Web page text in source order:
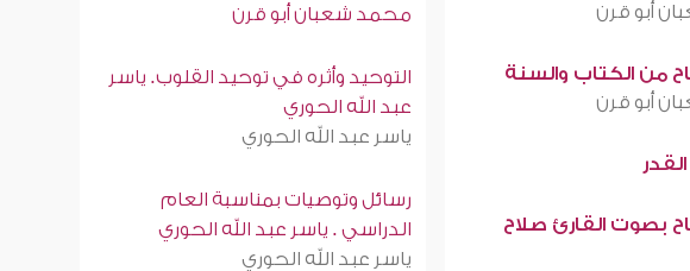
أبو قرن
من الكتاب والسنة
أبو قرن
بصوت القارئ صلاح
محمد شعبان أبو قرن
التوحيد وأثره في توحيد القلوب. ياسر
عبد الله الحوري
ياسر عبد الله الحوري
رسائل وتوصيات بمناسبة العام
الدراسي . ياسر عبد الله الحوري
ياسر عبد الله الحوري